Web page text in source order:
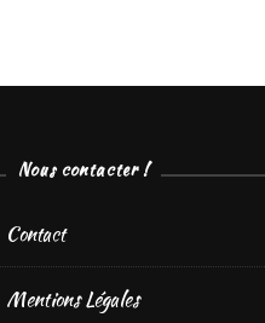
Nous contacter !
Contact
Mentions Légales